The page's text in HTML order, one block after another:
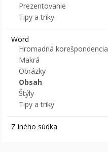
Prezentovanie
Tipy a triky
Word
Hromadná korešpondencia
Makrá
Obrázky
Obsah
Štýly
Tipy a triky
Z iného súdka